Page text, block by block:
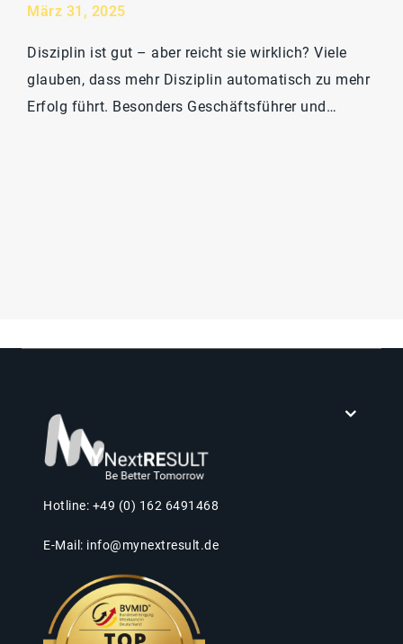
März 31, 2025
Disziplin ist gut – aber reicht sie wirklich? Viele
glauben, dass mehr Disziplin automatisch zu mehr
Erfolg führt. Besonders Geschäftsführer und…
Hotline: +49 (0) 162 6491468
E-Mail: info@mynextresult.de